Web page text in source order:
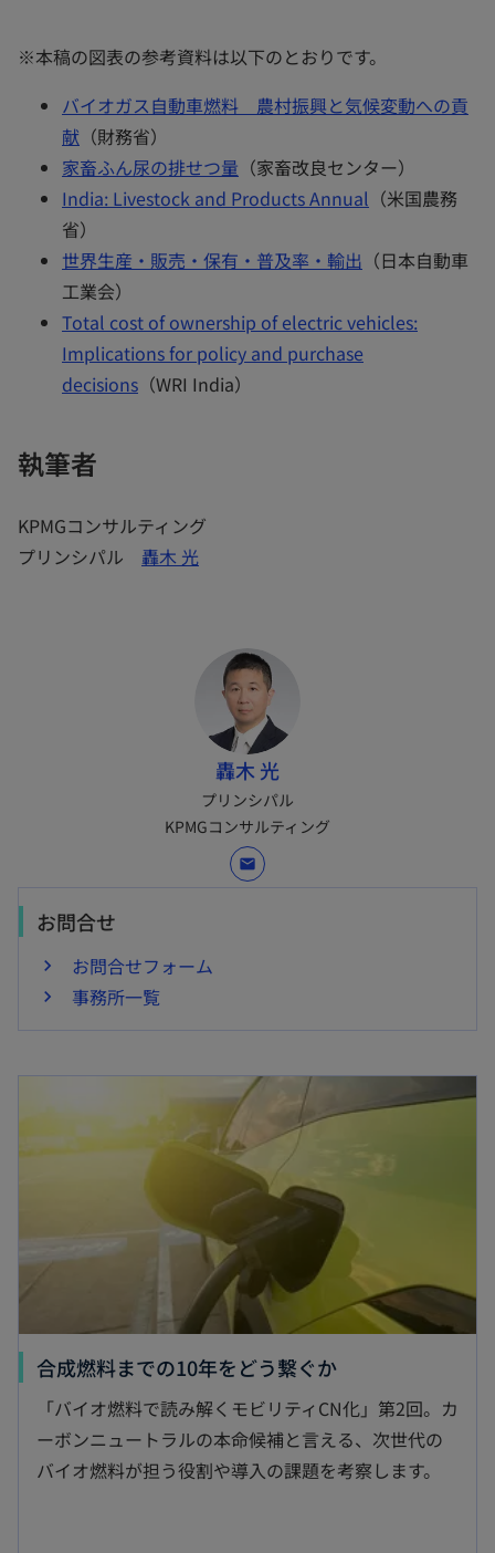
※本稿の図表の参考資料は以下のとおりです。
バイオガス自動車燃料 農村振興と気候変動への貢
献 （財務省）
家畜ふん尿の排せつ量 （家畜改良センター）
India: Livestock and Products Annual （米国農務
省）
世界生産・販売・保有・普及率・輸出 （日本自動車
工業会）
Total cost of ownership of electric vehicles:
Implications for policy and purchase
decisions （WRI India）
執筆者
KPMGコンサルティング
プリンシパル 轟木 光
轟木 光
プリンシパル
KPMGコンサルティング
mail
お問合せ
お問合せフォーム
事務所一覧
合成燃料までの10年をどう繋ぐか新
し
い
タ
ブ
「バイオ燃料で読み解くモビリティCN化」第2回。カ
ーボンニュートラルの本命候補と言える、次世代の
バイオ燃料が担う役割や導入の課題を考察します。
新しいタブで開く